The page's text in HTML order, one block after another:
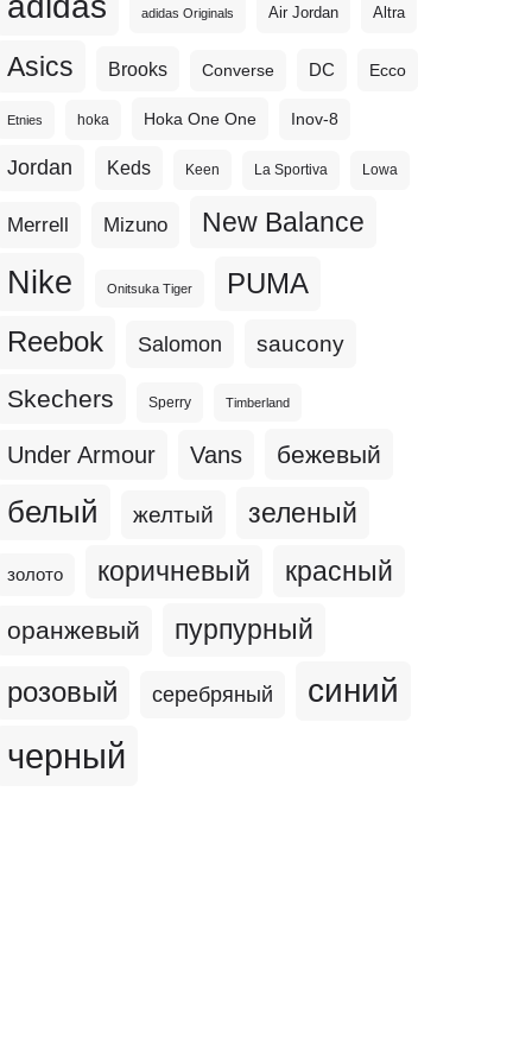
adidas Originals Air Jordan Altra
Asics Brooks Converse DC Ecco
Etnies hoka Hoka One One Inov-8
Jordan Keds Keen La Sportiva Lowa
Merrell Mizuno New Balance
Nike Onitsuka Tiger PUMA
Reebok Salomon saucony
Skechers Sperry Timberland
Under Armour Vans бежевый
белый желтый зеленый
золото коричневый красный
оранжевый пурпурный
розовый серебряный синий
черный